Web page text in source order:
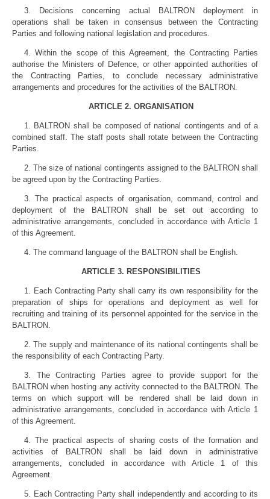
3. Decisions concerning actual BALTRON deployment in
operations shall be taken in consensus between the Contracting
Parties and following national legislation and procedures.
4. Within the scope of this Agreement, the Contracting Parties
authorise the Ministers of Defence, or other appointed authorities of
the Contracting Parties, to conclude necessary administrative
arrangements and procedures for the activities of the BALTRON.
ARTICLE 2. ORGANISATION
1. BALTRON shall be composed of national contingents and of a
combined staff. The staff posts shall rotate between the Contracting
Parties.
2. The size of national contingents assigned to the BALTRON shall
be agreed upon by the Contracting Parties.
3. The practical aspects of organisation, command, control and
deployment of the BALTRON shall be set out according to
administrative arrangements, concluded in accordance with Article 1
of this Agreement.
4. The command language of the BALTRON shall be English.
ARTICLE 3. RESPONSIBILITIES
1. Each Contracting Party shall carry its own responsibility for the
preparation of ships for operations and deployment as well for
recruiting and training of its personnel appointed for the service in the
BALTRON.
2. The supply and maintenance of its national contingents shall be
the responsibility of each Contracting Party.
3. The Contracting Parties agree to provide support for the
BALTRON when hosting any activity connected to the BALTRON. The
terms on which support will be rendered shall be laid down in
administrative arrangements, concluded in accordance with Article 1
of this Agreement.
4. The practical aspects of sharing costs of the formation and
activities of BALTRON shall be laid down in administrative
arrangements, concluded in accordance with Article 1 of this
Agreement.
5. Each Contracting Party shall independently and according to its